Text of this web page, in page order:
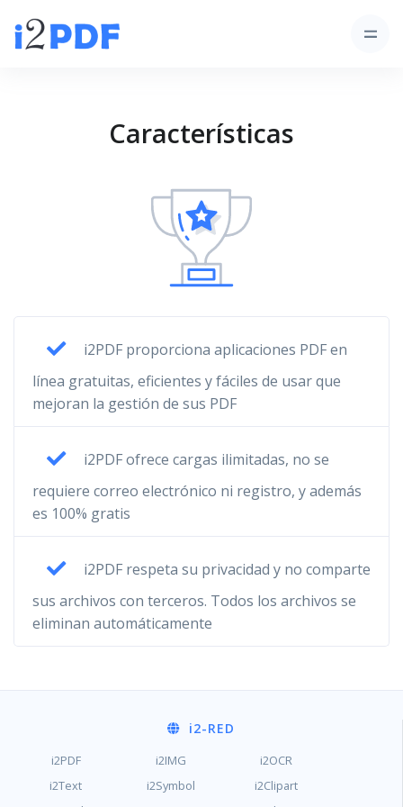
Características
i2PDF proporciona aplicaciones PDF en
línea gratuitas, eficientes y fáciles de usar que
mejoran la gestión de sus PDF
i2PDF ofrece cargas ilimitadas, no se
requiere correo electrónico ni registro, y además
es 100% gratis
i2PDF respeta su privacidad y no comparte
sus archivos con terceros. Todos los archivos se
eliminan automáticamente
i2-RED
i2PDF i2IMG
i2OCR
i2Text
i2Symbol
i2Clipart